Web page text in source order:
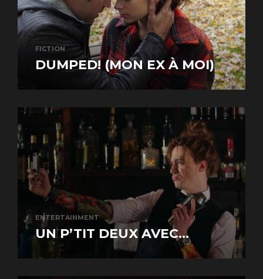
FICTION
DUMPED! (MON EX À MOI)
ENTERTAINMENT
UN P’TIT DEUX AVEC...